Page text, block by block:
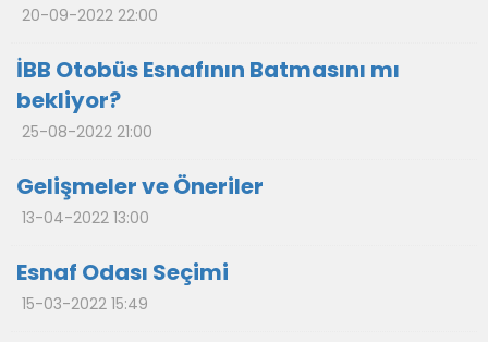
20-09-2022 22:00
İBB Otobüs Esnafının Batmasını mı
bekliyor?
25-08-2022 21:00
Gelişmeler ve Öneriler
13-04-2022 13:00
Esnaf Odası Seçimi
15-03-2022 15:49